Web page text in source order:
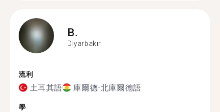
B.
Diyarbakır
流利
土耳其語 庫爾德-北庫爾德語
學